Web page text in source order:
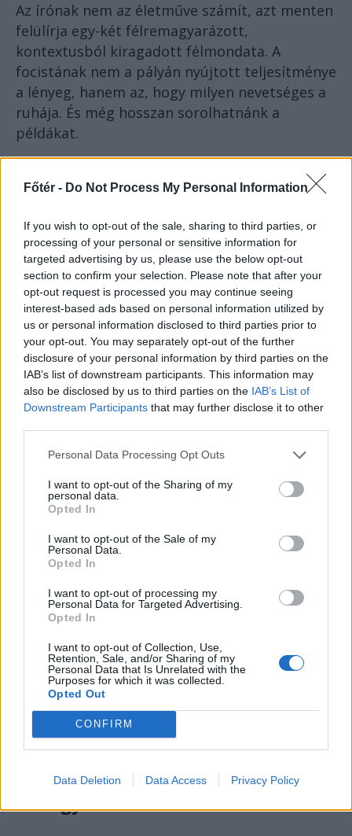
Főtér - Do Not Process My Personal Information
If you wish to opt-out of the sale, sharing to third parties, or
processing of your personal or sensitive information for
targeted advertising by us, please use the below opt-out
section to confirm your selection. Please note that after your
opt-out request is processed you may continue seeing
interest-based ads based on personal information utilized by
us or personal information disclosed to third parties prior to
your opt-out. You may separately opt-out of the further
disclosure of your personal information by third parties on the
IAB’s list of downstream participants. This information may
also be disclosed by us to third parties on the IAB’s List of
Downstream Participants that may further disclose it to other
Personal Data Processing Opt Outs
I want to opt-out of the Sharing of my
personal data.
Opted In
I want to opt-out of the Sale of my
Personal Data.
Opted In
I want to opt-out of processing my
Personal Data for Targeted Advertising.
Opted In
I want to opt-out of Collection, Use,
Retention, Sale, and/or Sharing of my
Personal Data that Is Unrelated with the
Purposes for which it was collected.
Opted Out
CONFIRM
Data Deletion Data Access Privacy Policy
Az írónak nem az életműve számít, azt menten
felülírja egy-két félremagyarázott,
kontextusból kiragadott félmondata. A
focistának nem a pályán nyújtott teljesítménye
a lényeg, hanem az, hogy milyen nevetséges a
ruhája. És még hosszan sorolhatnánk a
példákat.
– a szabadság hamis álcája mögé rejtve
erdélyi szerkesztőségek megszűnjenek,
akkor is ez a megosztottság, ez a
gyűlölet, ez a gonoszság dolgozik.
Korábban hittem benne, hogy lehet középen
maradni, meg lehet békíteni a két oldalt, át
lehet beszélni a dolgokat, és lehet normálisan
élni.
Ma már ebben nem hiszek.
elfordulás a mindent félremagyarázó, dühtől,
gyűlölettől fröcsögő véleményterroristáktól –
csak felhasználja az aktuális témát – jelen
esetben egy Nobel-díjas író kiforgatott szavait
– a saját érdekei mentén.
Azok, akik nem olvasták ugyan az életművet
(persze tisztelet a kivételnek), de ott
tolonganak a kommentekben az írót hamisan
magasztalók sorában, csak azért, hogy
műveltségük hamis látszatát keltsék,
akik zsigerből gyűlölik a vak
hazafiságból gyűlölködőket, azok is
csak gyűlölködők maradnak.